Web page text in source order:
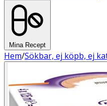
Mina Recept
Hem/Sökbar, ej köpb, ej